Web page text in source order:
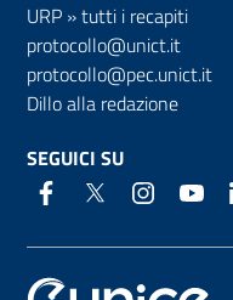
URP »tutti i recapiti
protocollo@unict.it
protocollo@pec.unict.it
Dillo alla redazione
SEGUICI SU